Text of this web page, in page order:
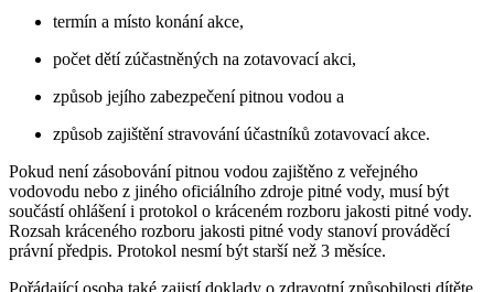
termín a místo konání akce,
počet dětí zúčastněných na zotavovací akci,
způsob jejího zabezpečení pitnou vodou a
způsob zajištění stravování účastníků zotavovací akce.
Pokud není zásobování pitnou vodou zajištěno z veřejného
vodovodu nebo z jiného oficiálního zdroje pitné vody, musí být
součástí ohlášení i protokol o kráceném rozboru jakosti pitné vody.
Rozsah kráceného rozboru jakosti pitné vody stanoví prováděcí
právní předpis. Protokol nesmí být starší než 3 měsíce.